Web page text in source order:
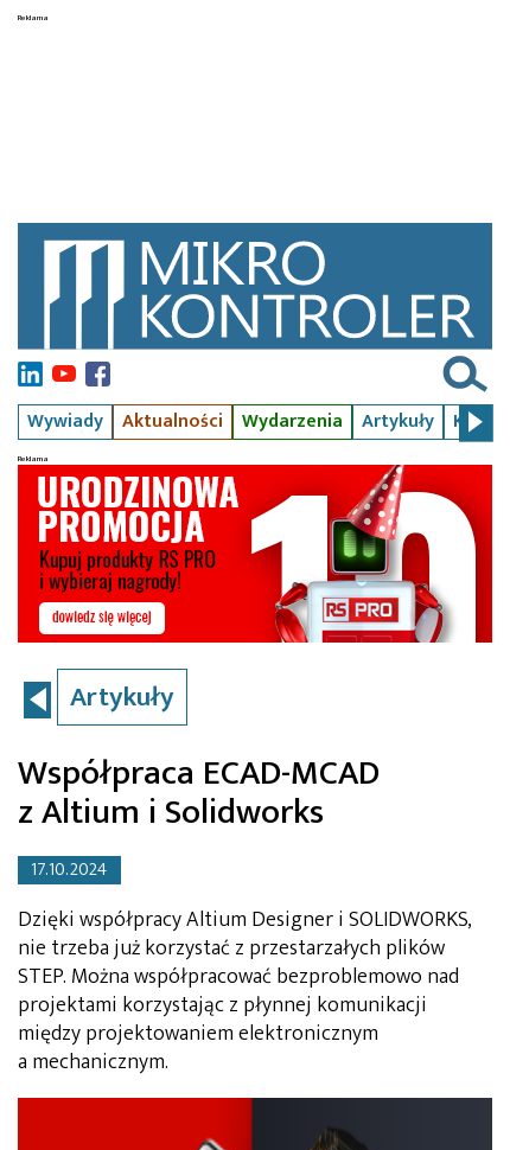
Wywiady Aktualności Wydarzenia Artykuły Kursy
Artykuły
Współpraca ECAD-MCAD
z Altium i Solidworks
17.10.2024
Dzięki współpracy Altium Designer i SOLIDWORKS,
nie trzeba już korzystać z przestarzałych plików
STEP. Można współpracować bezproblemowo nad
projektami korzystając z płynnej komunikacji
między projektowaniem elektronicznym
a mechanicznym.